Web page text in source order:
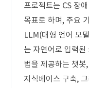
프로젝트는 CS 장
목표로 하며, 주요
LLM(대형 언어 모
는 자연어로 입력
법을 제공하는 챗
지식베이스 구축,